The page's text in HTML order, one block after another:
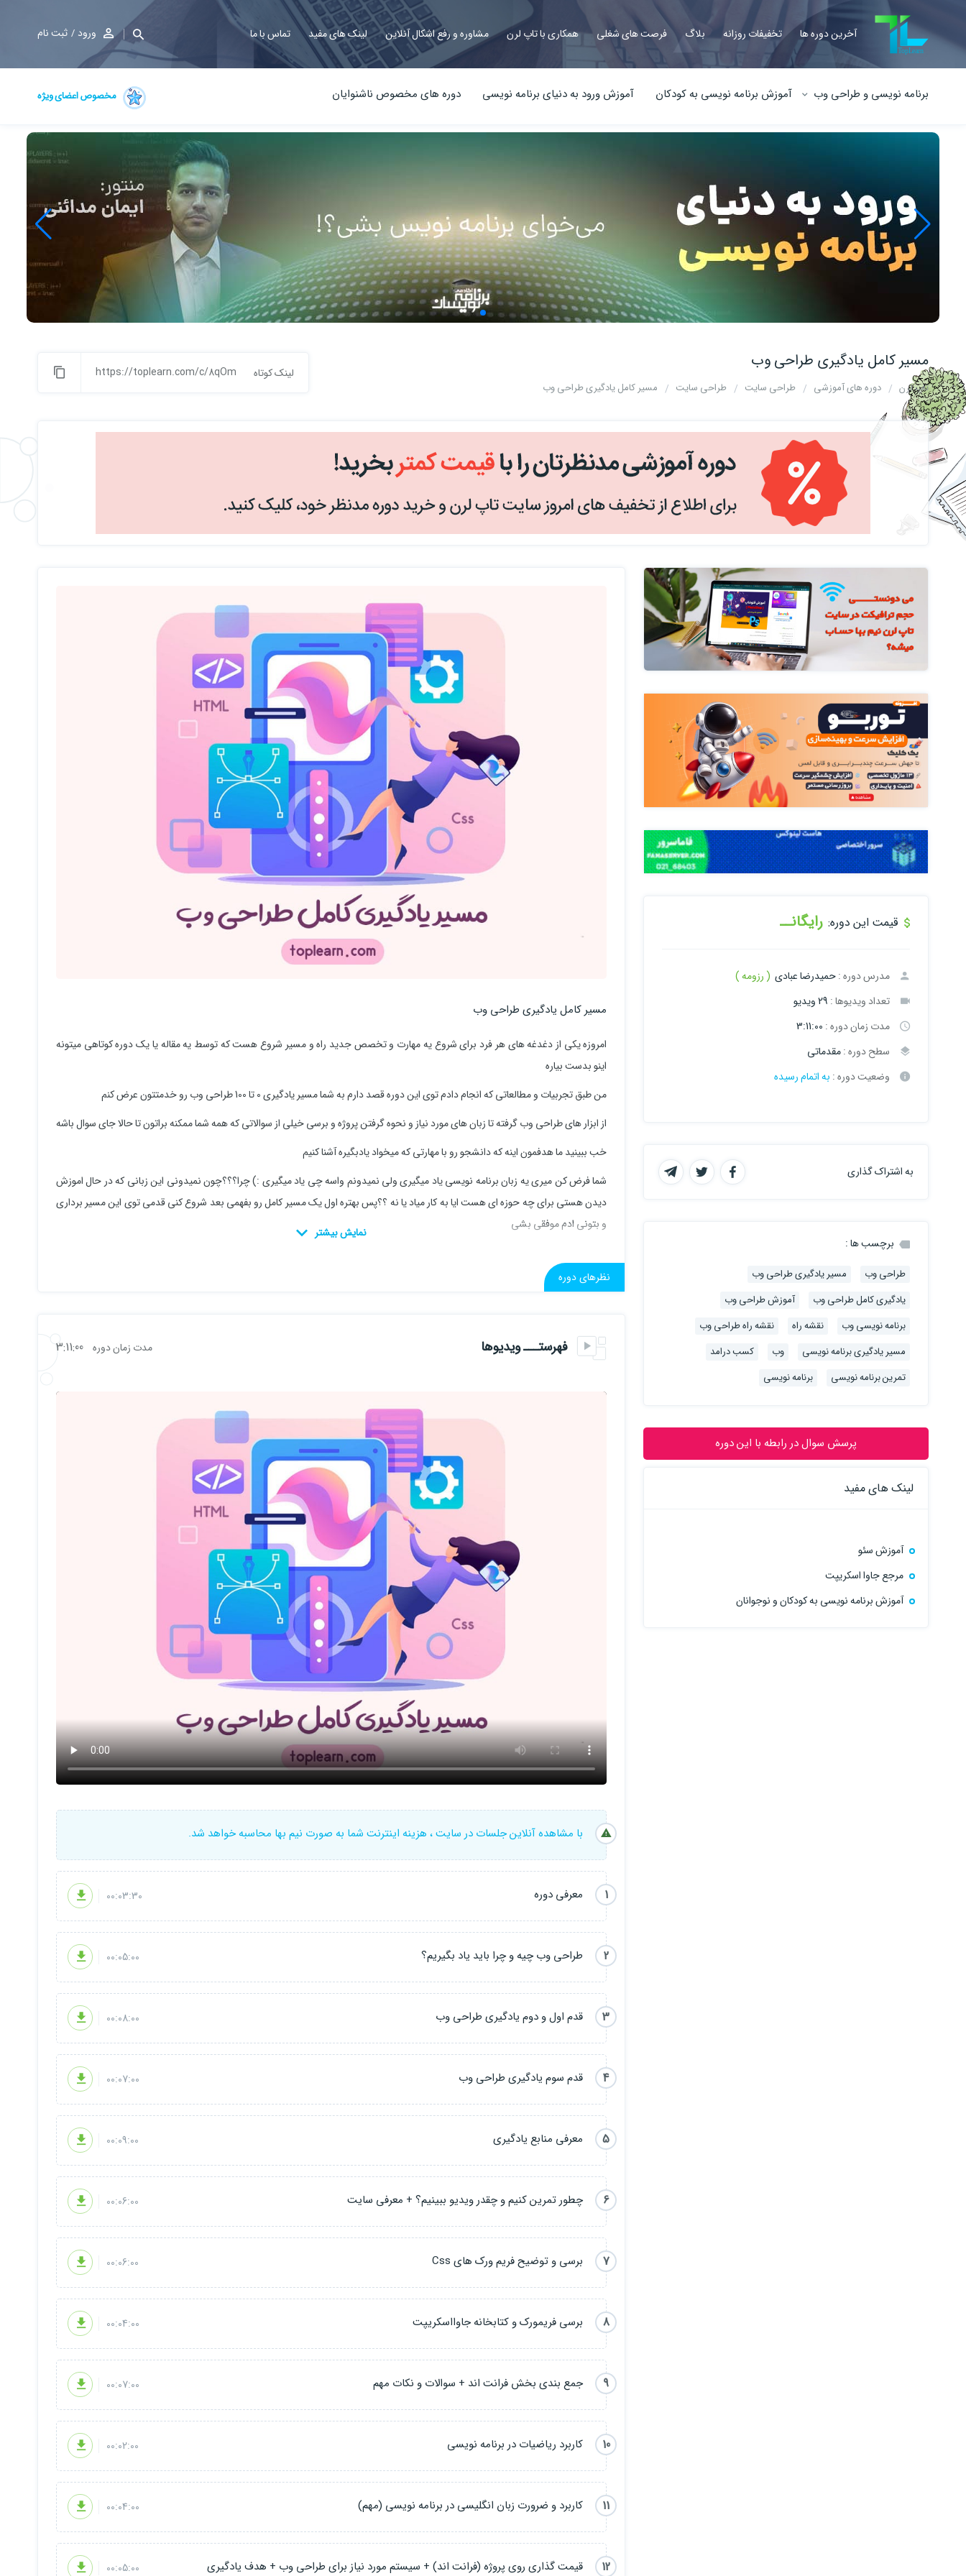
آخرین دوره ها تخفیفات روزانه بلاگ فرصت های شغلی همکاری با تاپ لرن مشاوره و رفع اشکال آنلاین لینک های مفید تماس با ما ورود ثبت نام
برنامه نویسی و طراحی وب آموزش برنامه نویسی به کودکان آموزش ورود به دنیای برنامه نویسی دوره های مخصوص ناشنوایان مخصوص اعضای ویژه
مسیر کامل یادگیری طراحی وب
تاپ لرن دوره های آموزشی طراحی سایت طراحی سایت مسیر کامل یادگیری طراحی وب
لینک کوتاه https://toplearn.com/c/8qOm
مسیر کامل یادگیری طراحی وب
امروزه یکی از دغدغه های هر فرد برای شروع یه مهارت و تخصص جدید راه و مسیر شروع هست که توسط یه مقاله یا یک دوره کوتاهی میتونه
اینو بدست بیاره
من طبق تجربیات و مطالعاتی که انجام دادم توی این دوره قصد دارم به شما مسیر یادگیری 0 تا 100 طراحی وب رو خدمتتون عرض کنم
از ابزار های طراحی وب گرفته تا زبان های مورد نیاز و نحوه گرفتن پروژه و برسی خیلی از سوالاتی که همه شما ممکنه براتون تا حالا جای سوال باشه
خب ببینید ما هدفمون اینه که دانشجو رو با مهارتی که میخواد یادبگیره آشنا کنیم
شما فرض کن میری یه زبان برنامه نویسی یاد میگیری ولی نمیدونم واسه چی یاد میگیری :) چرا؟؟؟چون نمیدونی این زبانی که در حال اموزش
دیدن هستی برای چه حوزه ای هست ایا به کار میاد یا نه ؟؟پس بهتره اول یک مسیر کامل رو بفهمی بعد شروع کنی قدمی توی این مسیر برداری
و بتونی ادم موفقی بشی
ویدیو معرفی دوره رو حتما ببینید!
نظرهای دوره
فهرستـــ ویدیوها مدت زمان دوره 3:11:00
با مشاهده آنلاین جلسات در سایت ، هزینه اینترنت شما به صورت نیم بها محاسبه خواهد شد.
1 معرفی دوره 00:03:30
2 طراحی وب چیه و چرا باید یاد بگیریم؟ 00:05:00
3 قدم اول و دوم یادگیری طراحی وب 00:08:00
4 قدم سوم یادگیری طراحی وب 00:07:00
5 معرفی منابع یادگیری 00:09:00
6 چطور تمرین کنیم و چقدر ویدیو ببینیم؟ + معرفی سایت 00:06:00
7 برسی و توضیح فریم ورک های Css 00:06:00
8 برسی فریمورک و کتابخانه جاوااسکریپت 00:04:00
9 جمع بندی بخش فرانت اند + سوالات و نکات مهم 00:07:00
10 کاربرد ریاضیات در برنامه نویسی 00:02:00
11 کاربرد و ضرورت زبان انگلیسی در برنامه نویسی (مهم) 00:04:00
12 قیمت گذاری روی پروژه (فرانت اند) + سیستم مورد نیاز برای طراحی وب + هدف یادگیری 00:05:00
قیمت این دوره: رایگانــ
مدرس دوره :حمیدرضا عبادی ( رزومه )
تعداد ویدیوها : 29 ویدیو
مدت زمان دوره : 3:11:00
سطح دوره :مقدماتی
وضعیت دوره : به اتمام رسیده
به اشتراک گذاری
برچسب ها :
طراحی وب
مسیر یادگیری طراحی وب
یادگیری کامل طراحی وب
آموزش طراحی وب
برنامه نویسی وب
نقشه راه
نقشه راه طراحی وب
مسیر یادگیری برنامه نویسی
وب
کسب درامد
تمرین برنامه نویسی
برنامه نویسی
پرسش سوال در رابطه با این دوره
لینک های مفید
آموزش سئو
مرجع جاوا اسکریپت
آموزش برنامه نویسی به کودکان و نوجوانان